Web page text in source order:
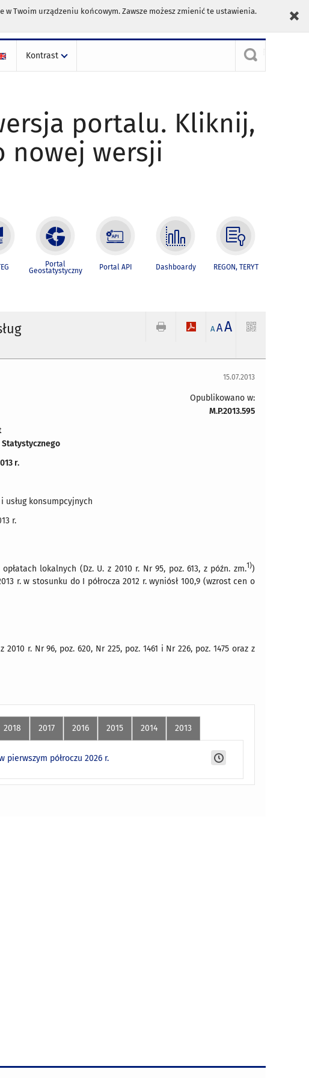
Twoim urządzeniu końcowym. Zawsze możesz zmienić te ustawienia.
Kontrast
portalu. Kliknij,
nowej wersji
Portal
Geostatystyczny Portal API Dashboardy REGON, TERYT
A AA
15.07.2013
Opublikowano w:
M.P.2013.595
Statystycznego
r.
usług konsumpcyjnych
r.
lokalnych (Dz. U. z 2010 r. Nr 95, poz. 613, z późn. zm.1))
r. w stosunku do I półrocza 2012 r. wyniósł 100,9 (wzrost cen o
r. Nr 96, poz. 620, Nr 225, poz. 1461 i Nr 226, poz. 1475 oraz z
2018 2017 2016 2015 2014 2013
półroczu 2026 r.